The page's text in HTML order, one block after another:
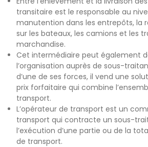
transitaire est le responsable au
manutention dans les entrepôts, la
sur les bateaux, les camions et les
marchandise.
Cet intermédiaire peut également
l’organisation auprès de sous-
d’une de ses forces, il vend une
prix forfaitaire qui combine
transport.
L’opérateur de transport est un
transport qui contracte un sous-
l’exécution d’une partie ou de la
de transport.